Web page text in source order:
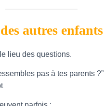
autres enfants
lieu des questions.
pas à tes parents ?”
?”